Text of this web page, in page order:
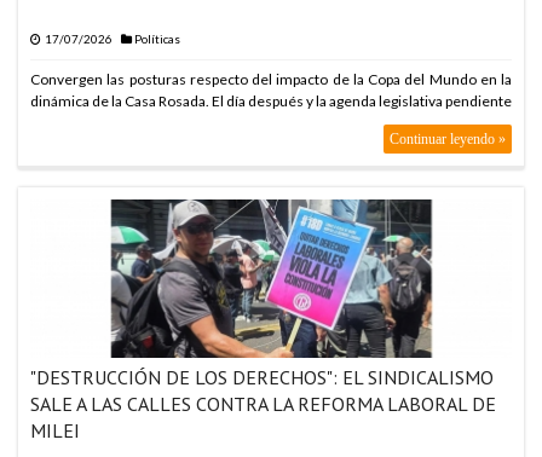
17/07/2026 Políticas
Convergen las posturas respecto del impacto de la Copa del Mundo en la
dinámica de la Casa Rosada. El día después y la agenda legislativa pendiente
Continuar leyendo »
"DESTRUCCIÓN DE LOS DERECHOS": EL SINDICALISMO
SALE A LAS CALLES CONTRA LA REFORMA LABORAL DE
MILEI